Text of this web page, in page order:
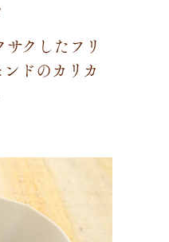
サク したフ リ
ン ドのカ リ カ